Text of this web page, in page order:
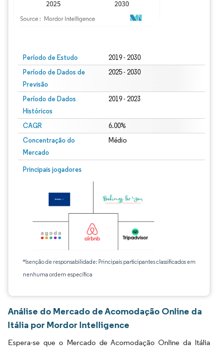
Período de Estudo 2019 - 2030
Período de Dados de
Previsão
2025 - 2030
Período de Dados
Históricos
2019 - 2023
CAGR 6.00%
Concentração do
Mercado
Médio
Principais jogadores
*Isenção de responsabilidade: Principais participantes classificados em
nenhuma ordem específica
Análise do Mercado de Acomodação Online da
Itália por Mordor Intelligence
Espera-se que o Mercado de Acomodação Online da Itália